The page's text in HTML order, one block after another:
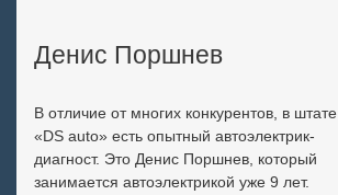
Денис Поршнев
В отличие от многих конкурентов, в штате
«DS auto» есть опытный автоэлектрик-
диагност. Это Денис Поршнев, который
занимается автоэлектрикой уже 9 лет.